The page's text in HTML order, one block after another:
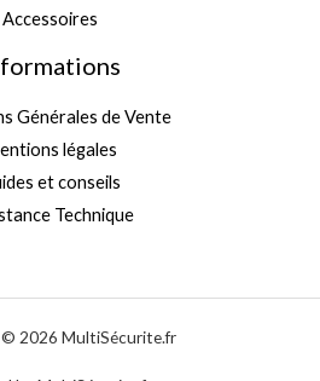
Accessoires
Générales de Vente
légales
et conseils
Technique
2026 MultiSécurite.fr